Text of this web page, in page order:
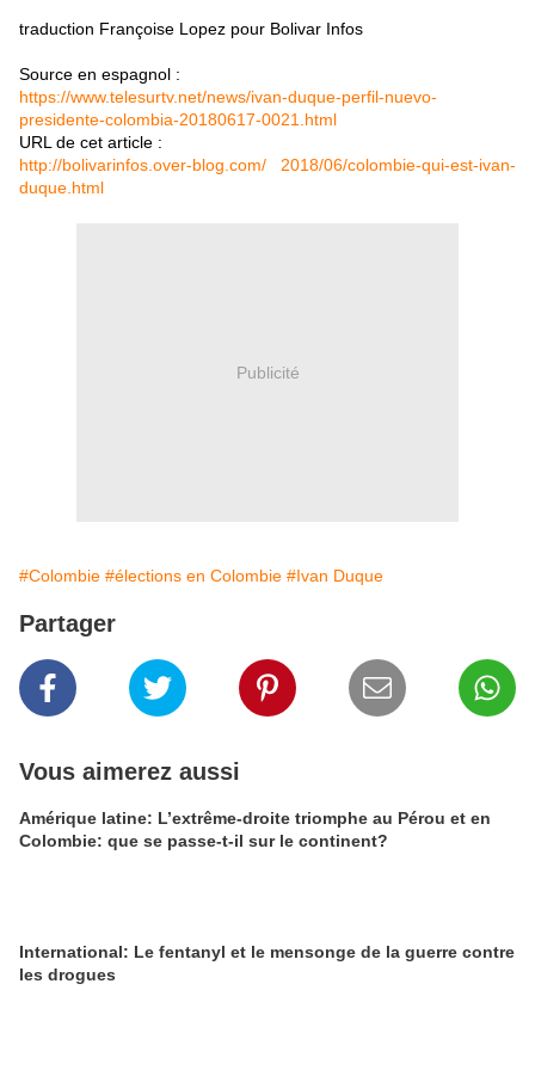
traduction Françoise Lopez pour Bolivar Infos
Source en espagnol :
https://www.telesurtv.net/news/ivan-duque-perfil-nuevo-
presidente-colombia-20180617-0021.html
URL de cet article :
http://bolivarinfos.over-blog.com/ 2018/06/colombie-qui-est-ivan-
duque.html
Publicité
#Colombie #élections en Colombie #Ivan Duque
Partager
Vous aimerez aussi
Amérique latine: L’extrême-droite triomphe au Pérou et en
Colombie: que se passe-t-il sur le continent?
International: Le fentanyl et le mensonge de la guerre contre
les drogues